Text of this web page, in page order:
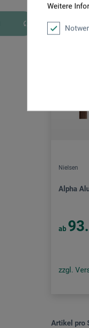
Weitere
Nielsen
Alpha
ab
zzgl.
Artikel pro